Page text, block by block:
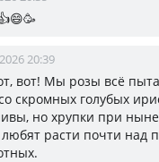
20:39
вот! Мы розы всё
скромных голубых
но хрупки при
расти почти над